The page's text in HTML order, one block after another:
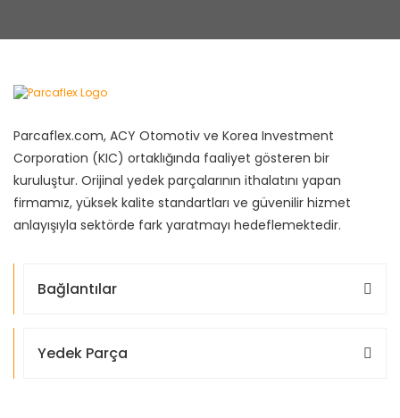
Parcaflex.com, ACY Otomotiv ve Korea Investment
Corporation (KIC) ortaklığında faaliyet gösteren bir
kuruluştur. Orijinal yedek parçalarının ithalatını yapan
firmamız, yüksek kalite standartları ve güvenilir hizmet
anlayışıyla sektörde fark yaratmayı hedeflemektedir.
Bağlantılar
Yedek Parça